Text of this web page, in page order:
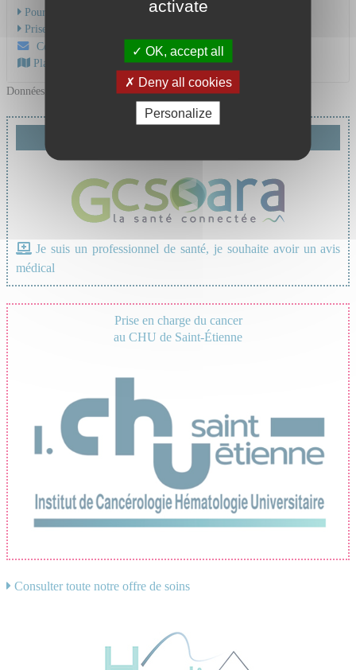
Pour une consultation
Prise en charge du cancer
Contactez-nous par mail
Plan d'accès au CHU
Données mises à jour le 16/07/2026
Je suis un professionnel de santé, je souhaite avoir un avis
médical
Prise en charge du cancer
au CHU de Saint-Étienne
Consulter toute notre offre de soins
activate
OK, accept all
Deny all cookies
Personalize